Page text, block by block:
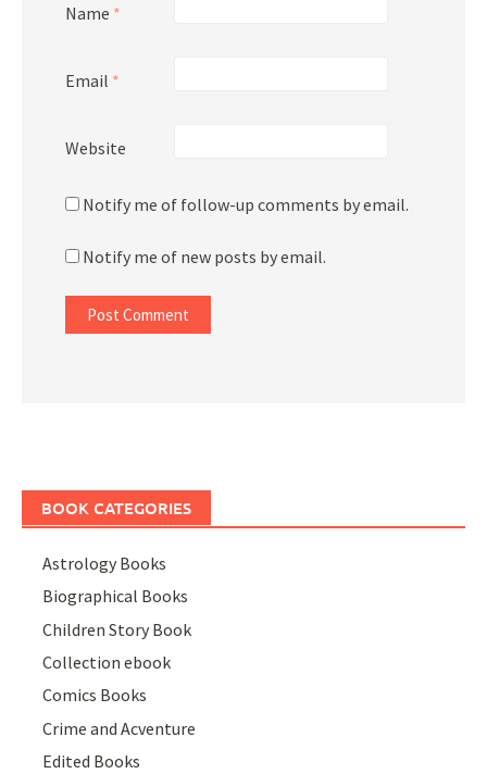
Name *
Email *
Website
Notify me of follow-up comments by email.
Notify me of new posts by email.
BOOK CATEGORIES
Astrology Books
Biographical Books
Children Story Book
Collection ebook
Comics Books
Crime and Acventure
Edited Books